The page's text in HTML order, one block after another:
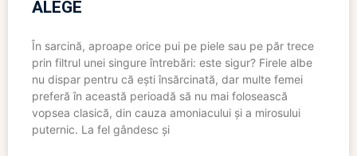
ALEGE
În sarcină, aproape orice pui pe piele sau pe păr trece
prin filtrul unei singure întrebări: este sigur? Firele albe
nu dispar pentru că ești însărcinată, dar multe femei
preferă în această perioadă să nu mai folosească
vopsea clasică, din cauza amoniacului și a mirosului
puternic. La fel gândesc și